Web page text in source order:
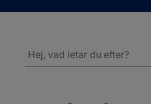
webbplatsen